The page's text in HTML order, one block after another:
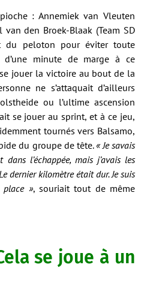
: Annemiek van Vleuten
van den Broek-Blaak (Team SD
du peloton pour éviter toute
minute de marge à ce
jouer la victoire au bout de la
ne s’attaquait d’ailleurs
ou l’ultime ascension
se jouer au sprint, et à ce jeu,
tournés vers Balsamo,
du groupe de tête.« Je savais
l’échappée, mais j’avais les
dernier kilomètre était dur. Je suis
place », souriait tout de même
se joue à un